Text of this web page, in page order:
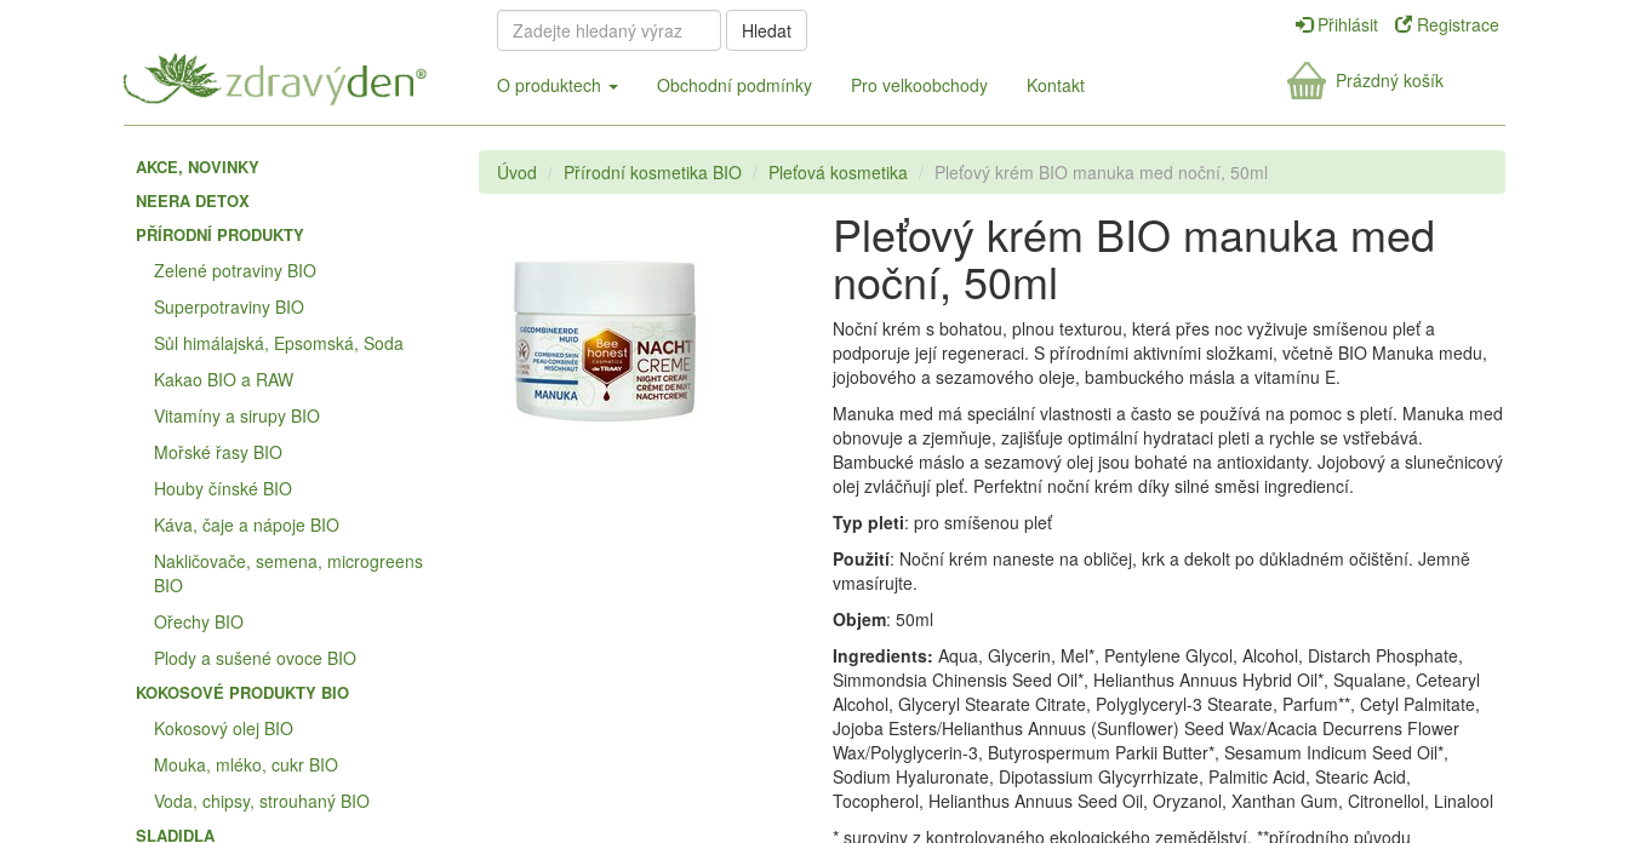
Hledat Přihlásit Registrace
O produktech Obchodní podmínky Pro velkoobchody Kontakt Prázdný košík
AKCE, NOVINKY
NEERA DETOX
PŘÍRODNÍ PRODUKTY
Zelené potraviny BIO
Superpotraviny BIO
Sůl himálajská, Epsomská, Soda
Kakao BIO a RAW
Vitamíny a sirupy BIO
Mořské řasy BIO
Houby čínské BIO
Káva, čaje a nápoje BIO
Nakličovače, semena, microgreens
BIO
Ořechy BIO
Plody a sušené ovoce BIO
KOKOSOVÉ PRODUKTY BIO
Kokosový olej BIO
Mouka, mléko, cukr BIO
Voda, chipsy, strouhaný BIO
SLADIDLA
Úvod Přírodní kosmetika BIO Pleťová kosmetika Pleťový krém BIO manuka med noční, 50ml
Pleťový krém BIO manuka med
noční, 50ml
Noční krém s bohatou, plnou texturou, která přes noc vyživuje smíšenou pleť a
podporuje její regeneraci. S přírodními aktivními složkami, včetně BIO Manuka medu,
jojobového a sezamového oleje, bambuckého másla a vitamínu E.
Manuka med má speciální vlastnosti a často se používá na pomoc s pletí. Manuka med
obnovuje a zjemňuje, zajišťuje optimální hydrataci pleti a rychle se vstřebává.
Bambucké máslo a sezamový olej jsou bohaté na antioxidanty. Jojobový a slunečnicový
olej zvláčňují pleť. Perfektní noční krém díky silné směsi ingrediencí.
Typ pleti: pro smíšenou pleť
Použití: Noční krém naneste na obličej, krk a dekolt po důkladném očištění. Jemně
vmasírujte.
Objem: 50ml
Ingredients: Aqua, Glycerin, Mel*, Pentylene Glycol, Alcohol, Distarch Phosphate,
Simmondsia Chinensis Seed Oil*, Helianthus Annuus Hybrid Oil*, Squalane, Cetearyl
Alcohol, Glyceryl Stearate Citrate, Polyglyceryl-3 Stearate, Parfum**, Cetyl Palmitate,
Jojoba Esters/Helianthus Annuus (Sunflower) Seed Wax/Acacia Decurrens Flower
Wax/Polyglycerin-3, Butyrospermum Parkii Butter*, Sesamum Indicum Seed Oil*,
Sodium Hyaluronate, Dipotassium Glycyrrhizate, Palmitic Acid, Stearic Acid,
Tocopherol, Helianthus Annuus Seed Oil, Oryzanol, Xanthan Gum, Citronellol, Linalool
* suroviny z kontrolovaného ekologického zemědělství, **přírodního původu